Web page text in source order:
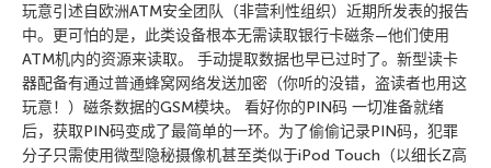
玩意引述自欧洲ATM安全团队（非营利性组织）近期所发表的报告
中。更可怕的是，此类设备根本无需读取银行卡磁条—他们使用
ATM机内的资源来读取。 手动提取数据也早已过时了。新型读卡
器配备有通过普通蜂窝网络发送加密（你听的没错，盗读者也用这
玩意！）磁条数据的GSM模块。 看好你的PIN码 一切准备就绪
后，获取PIN码变成了最简单的一环。为了偷偷记录PIN码，犯罪
分子只需使用微型隐秘摄像机甚至类似于iPod Touch（以细长Z高